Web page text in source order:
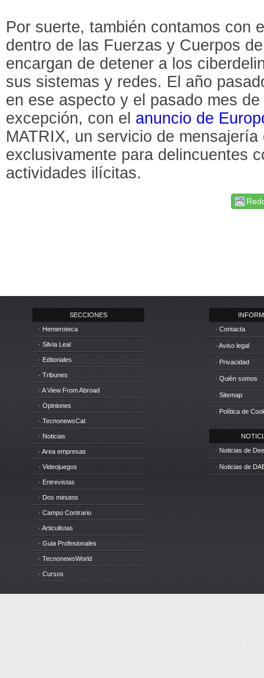
Por suerte, también contamos con
dentro de las Fuerzas y Cuerpos
encargan de detener a los
sus sistemas y redes. El año
en ese aspecto y el pasado mes
excepción, con el anuncio de
MATRIX, un servicio de
exclusivamente para delincuentes
actividades ilícitas.
SECCIONES
· Hemeroteca
· Silvia Leal
· Editoriales
· Tribunes
· A View From Abroad
· Opiniones
· TecnonewsCat
· Noticias
· Area empresas
· Videojuegos
· Entrevistas
· Dos minutos
· Campo Contrario
· Articulistas
· Guia Profesionales
· TecnonewsWorld
· Cursos
· Contacta
· Aviso legal
· Privacidad
· Quién somos
· Sitemap
· Política de
· Noticias de
· Noticias de